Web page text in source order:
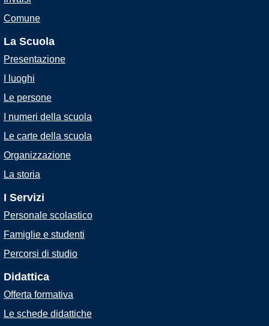
Comune
La Scuola
Presentazione
I luoghi
Le persone
I numeri della scuola
Le carte della scuola
Organizzazione
La storia
I Servizi
Personale scolastico
Famiglie e studenti
Percorsi di studio
Didattica
Offerta formativa
Le schede didattiche